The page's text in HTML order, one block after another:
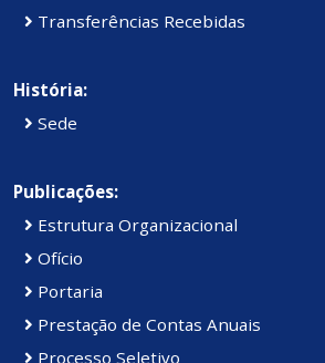
Transferências Recebidas
História:
Sede
Publicações:
Estrutura Organizacional
Ofício
Portaria
Prestação de Contas Anuais
Processo Seletivo